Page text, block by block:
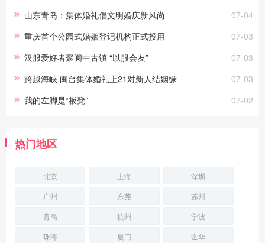
07-04
山东青岛：集体婚礼倡文明婚庆新风尚
07-03
重庆首个公园式婚姻登记机构正式投用
07-03
汉服爱好者聚阆中古镇 “以服会友”
07-03
跨越海峡 闽台集体婚礼上21对新人结姻缘
07-02
我的左脚是“板凳”
热门地区
北京 上海
深圳
广州
东莞
苏州
青岛
杭州
宁波
珠海
厦门 金华